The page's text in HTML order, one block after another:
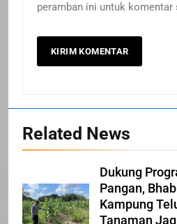
peramban ini untuk komentar
Related News
Dukung
Pangan,
Kampung
Tanaman
20
Nasional
IKLAN